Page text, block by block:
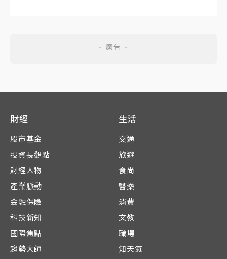
財經
股市基金
投資長觀點
財經人物
產業脈動
金融保險
科技新知
國際焦點
趨勢大師
生活
交通
旅遊
食尚
醫藥
消費
文教
職場
知天氣